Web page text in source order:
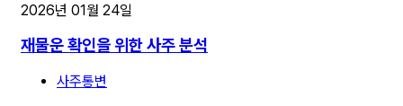
2026년 01월 24일
재물운 확인을 위한 사주 분석
사주통변